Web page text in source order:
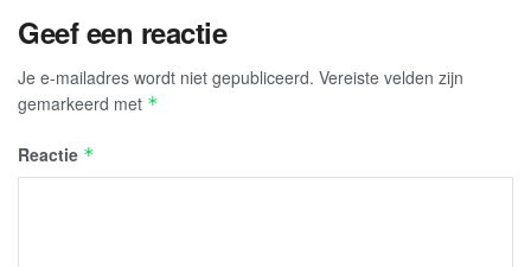
Geef een reactie
Je e-mailadres wordt niet gepubliceerd. Vereiste velden zijn
gemarkeerd met *
Reactie *